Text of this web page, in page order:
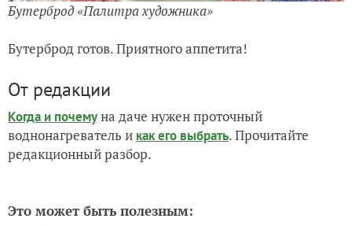
Бутерброд «Палитра художника»
Бутерброд готов. Приятного аппетита!
От редакции
Когда и почемуна даче нужен проточный
воднонагреватель и как его выбрать. Прочитайте
редакционный разбор.
Это может быть полезным: